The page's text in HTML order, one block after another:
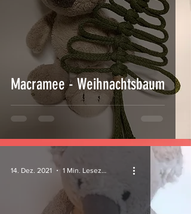
Macramee - Weihnachtsbaum
14. Dez. 2021 1 Min. Lesezeit